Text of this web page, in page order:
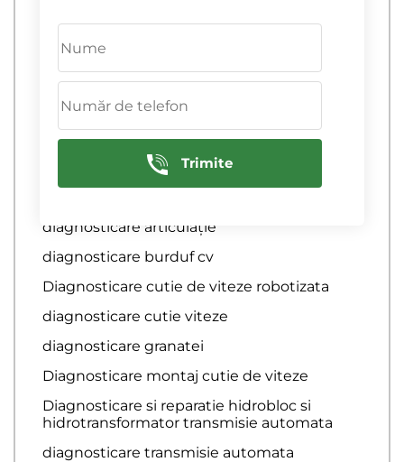
Colant auto
Colant auto
Reparatie transmisie
ambreiaj auto
Ascutirea discurilor de frana
diagnosticare articulație
diagnosticare burduf cv
Diagnosticare cutie de viteze robotizata
diagnosticare cutie viteze
diagnosticare granatei
Diagnosticare montaj cutie de viteze
Diagnosticare si reparatie hidrobloc si
hidrotransformator transmisie automata
diagnosticare transmisie automata
Trimite